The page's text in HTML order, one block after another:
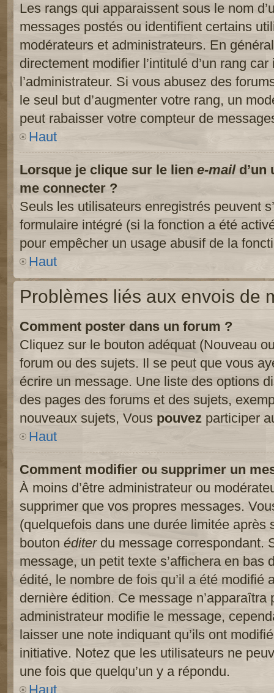
Les rangs qui apparaissent sous le nom
messages postés ou identifient certains
modérateurs et administrateurs. En
directement modifier l’intitulé d’un rang
l’administrateur. Si vous abusez des
le seul but d’augmenter votre rang, un
peut rabaisser votre compteur de
Haut
Lorsque je clique sur le lien e-maild’un
me connecter ?
Seuls les utilisateurs enregistrés peuvent
formulaire intégré (si la fonction a été
pour empêcher un usage abusif de la
Haut
Problèmes liés aux envois de
Comment poster dans un forum ?
Cliquez sur le bouton adéquat (Nouveau
forum ou des sujets. Il se peut que vous
écrire un message. Une liste des options
des pages des forums et des sujets,
nouveaux sujets, Vous pouvez participer
Haut
Comment modifier ou supprimer un
À moins d’être administrateur ou
supprimer que vos propres messages.
(quelquefois dans une durée limitée après
bouton éditerdu message correspondant.
message, un petit texte s’affichera en bas
édité, le nombre de fois qu’il a été modifié
dernière édition. Ce message
administrateur modifie le message,
laisser une note indiquant qu’ils ont
initiative. Notez que les utilisateurs ne
une fois que quelqu’un y a répondu.
Haut